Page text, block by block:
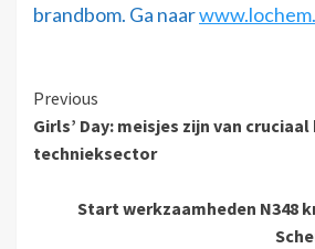
brandbom. Ga naar
Previous
Girls’ Day: meisjes zijn van
technieksector
Start werkzaamheden N348